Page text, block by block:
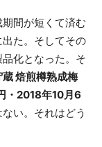
間が短くて済む
た。そしてその
化となった。そ
蔵 焙煎樽熟成梅
・2018年10月6
い。それはどう